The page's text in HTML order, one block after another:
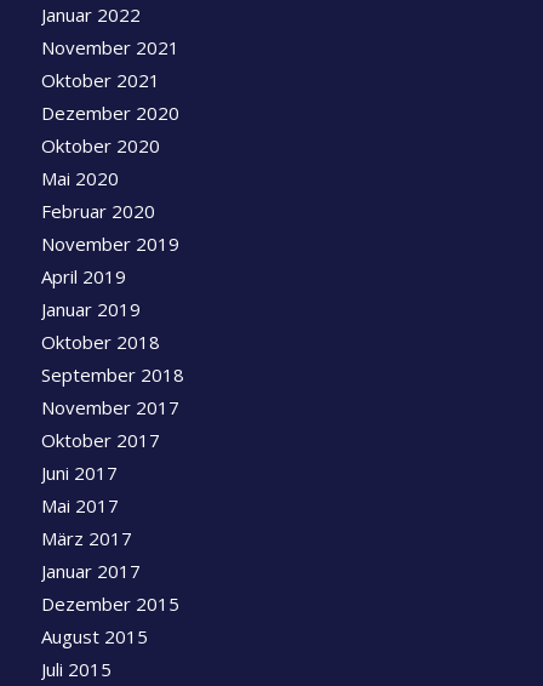
Januar 2022
November 2021
Oktober 2021
Dezember 2020
Oktober 2020
Mai 2020
Februar 2020
November 2019
April 2019
Januar 2019
Oktober 2018
September 2018
November 2017
Oktober 2017
Juni 2017
Mai 2017
März 2017
Januar 2017
Dezember 2015
August 2015
Juli 2015